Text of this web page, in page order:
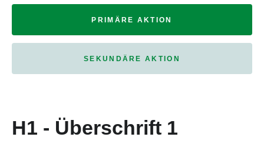
PRIMÄRE AKTION
SEKUNDÄRE AKTION
H1 - Überschrift 1